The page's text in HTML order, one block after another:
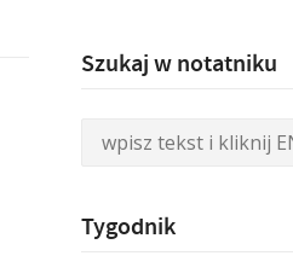
Szukaj w notatniku
Tygodnik